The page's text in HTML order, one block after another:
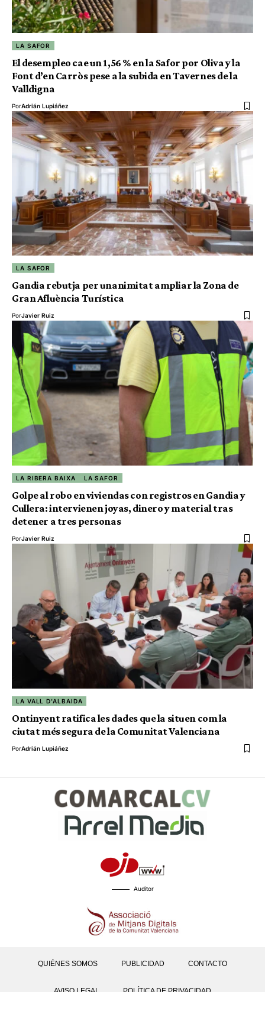
LA SAFOR
El desempleo cae un 1,56 % en la Safor por Oliva y la
Font d’en Carròs pese a la subida en Tavernes de la
Valldigna
PorAdrián Lupiáñez
LA SAFOR
Gandia rebutja per unanimitat ampliar la Zona de
Gran Afluència Turística
PorJavier Ruiz
LA RIBERA BAIXA LA SAFOR
Golpe al robo en viviendas con registros en Gandia y
Cullera: intervienen joyas, dinero y material tras
detener a tres personas
PorJavier Ruiz
LA VALL D'ALBAIDA
Ontinyent ratifica les dades que la situen com la
ciutat més segura de la Comunitat Valenciana
PorAdrián Lupiáñez
Auditor
QUIÉNES SOMOS PUBLICIDAD CONTACTO
AVISO LEGAL POLÍTICA DE PRIVACIDAD